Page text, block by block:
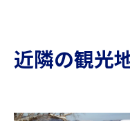
近隣の観光